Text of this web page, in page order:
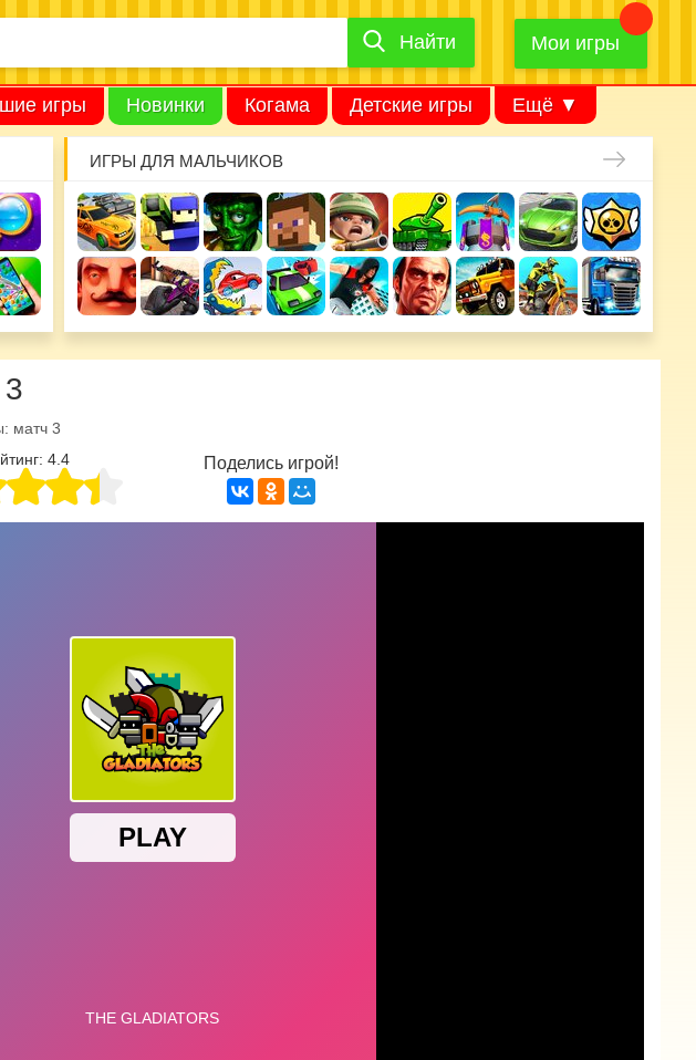
Найти
Найти Мои игры
игры Новинки Когама Детские игры Ещё ▼
ИГРЫ ДЛЯ МАЛЬЧИКОВ
матч 3
4.4 Поделись игрой!